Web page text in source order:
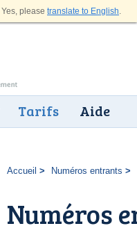
Yes, please translate to English.
Tarifs Aide
Accueil Numéros entrants
Numéros